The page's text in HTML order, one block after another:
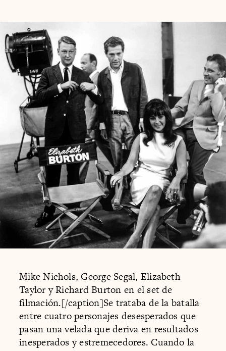
Mike Nichols, George Segal, Elizabeth
Taylor y Richard Burton en el set de
filmación.[/caption]Se trataba de la batalla
entre cuatro personajes desesperados que
pasan una velada que deriva en resultados
inesperados y estremecedores. Cuando la